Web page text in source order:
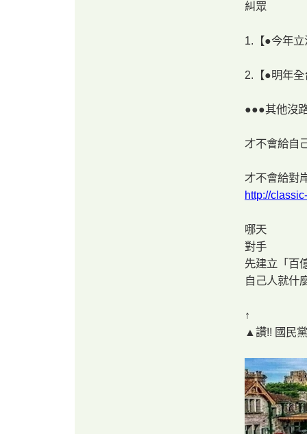
糾眾
1.【●今年
2.【●明年
●●●其他沒
才不會給自
才不會給對
http://
哪天
對手
先建立「百
自己人就什
↑
▲讚!! 國民